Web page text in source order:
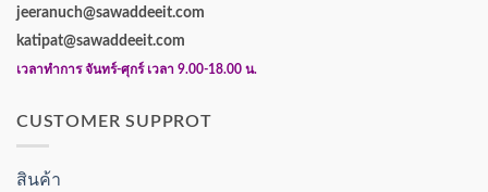
jeeranuch@sawaddeeit.com
katipat@sawaddeeit.com
เวลาทำการ จันทร์-ศุกร์ เวลา 9.00-18.00 น.
CUSTOMER SUPPROT
สินค้า